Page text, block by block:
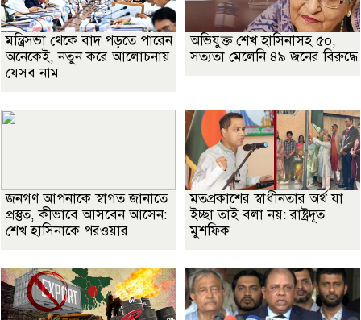
মন্ত্রিসভা থেকে বাদ পড়তে পারেন
অনেকেই, নতুন করে আলোচনায়
যেসব নাম
অভিযুক্ত শেখ হাসিনাসহ ৫০,
সত্যতা মেলেনি ৪৯ জনের বিরুদ্ধে
জনগণ আপনাকে স্বাগত জানাতে
প্রস্তুত, কীভাবে আসবেন আসেন:
শেখ হাসিনাকে পরওয়ার
মতপ্রকাশের স্বাধীনতার অর্থ যা
ইচ্ছা তাই বলা নয়: রাষ্ট্রদূত
মুশফিক